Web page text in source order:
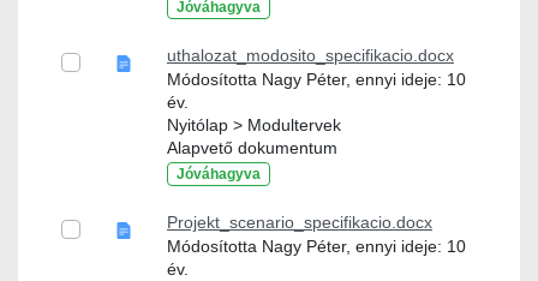
Jóváhagyva
uthalozat_modosito_specifikacio.docx
Módosította Nagy Péter, ennyi ideje: 10
év.
Nyitólap > Modultervek
Alapvető dokumentum
Jóváhagyva
Projekt_scenario_specifikacio.docx
Módosította Nagy Péter, ennyi ideje: 10
év.